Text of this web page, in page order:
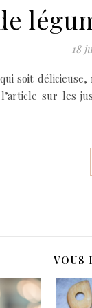
18
soit
sur les
VOUS